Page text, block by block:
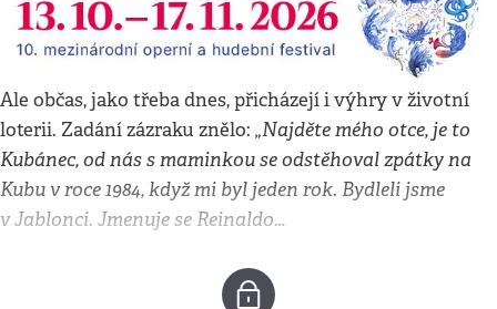
Ale občas, jako třeba dnes, přicházejí i výhry v životní
loterii. Zadání zázraku znělo: „Najděte mého otce, je to
Kubánec, od nás s maminkou se odstěhoval zpátky na
Kubu v roce 1984, když mi byl jeden rok. Bydleli jsme
v Jablonci. Jmenuje se Reinaldo…